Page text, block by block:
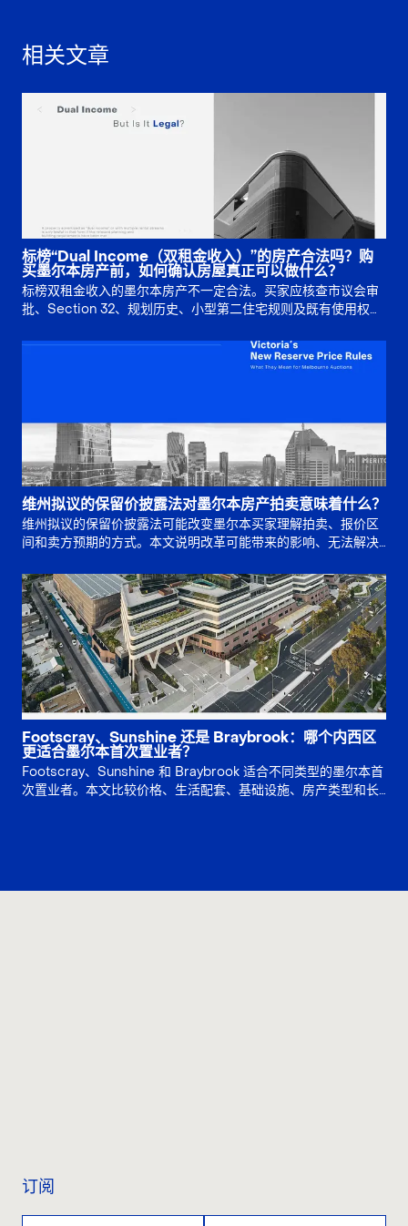
相关文章
标榜“Dual Income（双租金收入）”的房产合法吗？购
买墨尔本房产前，如何确认房屋真正可以做什么？
标榜双租金收入的墨尔本房产不一定合法。买家应核查市议会审
批、Section 32、规划历史、小型第二住宅规则及既有使用权，
维州拟议的保留价披露法对墨尔本房产拍卖意味着什么？
维州拟议的保留价披露法可能改变墨尔本买家理解拍卖、报价区
间和卖方预期的方式。本文说明改革可能带来的影响、无法解决
Footscray、Sunshine 还是 Braybrook：哪个内西区
更适合墨尔本首次置业者？
Footscray、Sunshine 和 Braybrook 适合不同类型的墨尔本首
次置业者。本文比较价格、生活配套、基础设施、房产类型和长
订阅